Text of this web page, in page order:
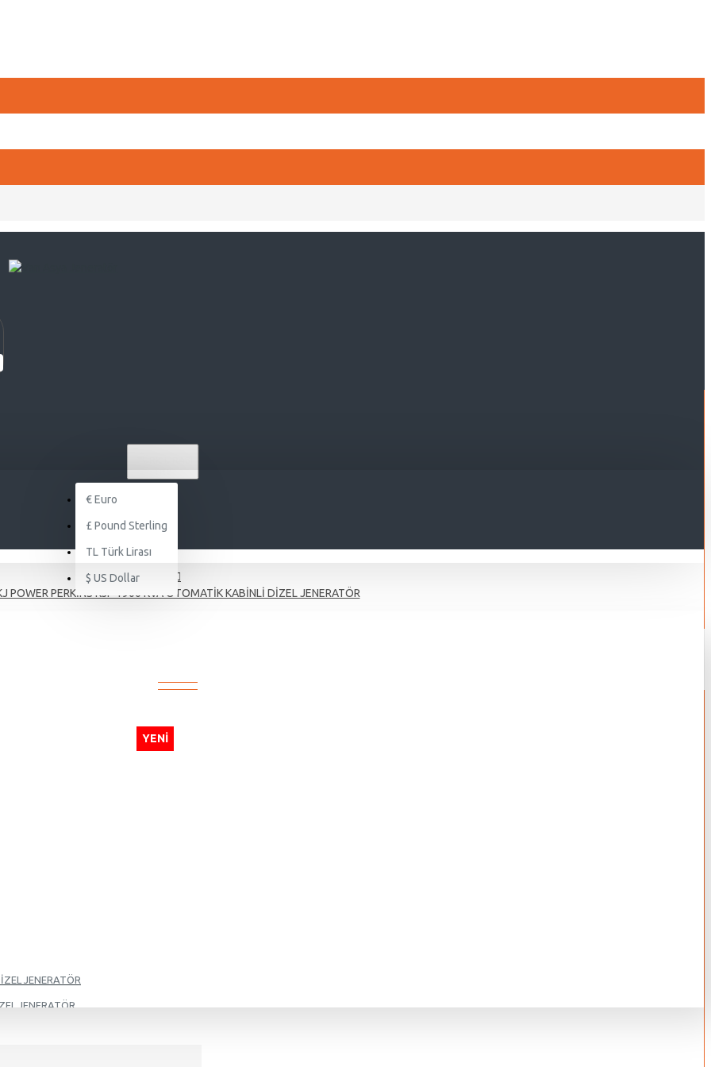
€Euro
£ Pound Sterling
TL Türk Lirası
$ US Dollar
JENERATÖR
JENERATÖR
POWER PERKİNS KJP 1900 KVA OTOMATİK KABİNLİ DİZEL JENERATÖR
KJP 1900 KVA OTOMATİK KABİNLİ DİZEL JENERATÖR
YENI